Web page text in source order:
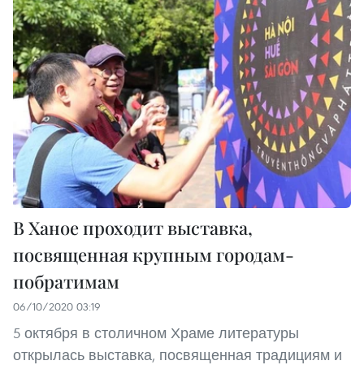
В Ханое проходит выставка,
посвященная крупным городам-
побратимам
06/10/2020 03:19
5 октября в столичном Храме литературы
открылась выставка, посвященная традициям и